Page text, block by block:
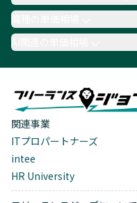
職種の単価相場
AI関連の単価相場
関連事業
ITプロパートナーズ
intee
HR University